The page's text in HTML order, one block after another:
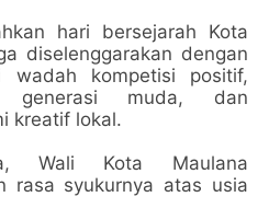
hari bersejarah Kota
diselenggarakan dengan
wadah kompetisi positif,
generasi muda, dan
kreatif lokal.
Wali Kota Maulana
rasa syukurnya atas usia